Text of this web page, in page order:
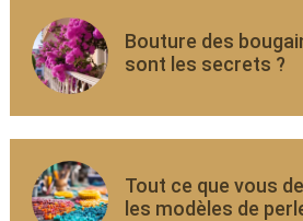
Bouture des
sont les secrets ?
Tout ce que vous
les modèles de